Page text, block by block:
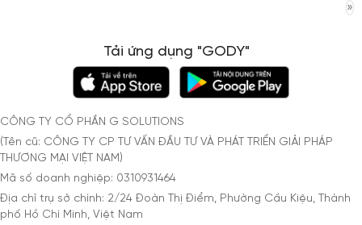
»
Tải ứng dụng "GODY"
CÔNG TY CỔ PHẦN G SOLUTIONS
(Tên cũ: CÔNG TY CP TƯ VẤN ĐẦU TƯ VÀ PHÁT TRIỂN GIẢI PHÁP
THƯƠNG MẠI VIỆT NAM)
Mã số doanh nghiệp: 0310931464
Địa chỉ trụ sở chính: 2/24 Đoàn Thị Điểm, Phường Cầu Kiệu, Thành
phố Hồ Chí Minh, Việt Nam